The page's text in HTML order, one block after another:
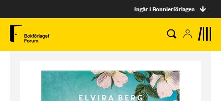
Ingår i Bonnierförlagen